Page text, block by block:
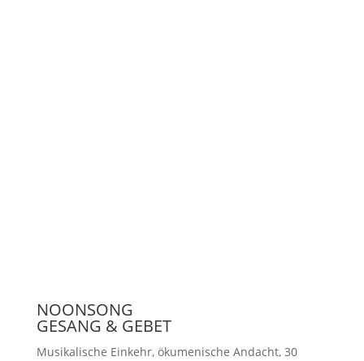
NOONSONG
GESANG & GEBET
Musikalische Einkehr, ökumenische Andacht, 30